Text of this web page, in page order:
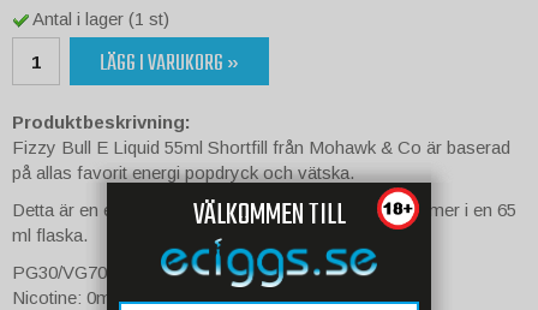
Antal i lager (1 st)
LÄGG I VARUKORG »
Produktbeskrivning:
Fizzy Bull E Liquid 55ml Shortfill från Mohawk & Co är baserad
på allas favorit energi popdryck och vätska.
Detta är en e-juice med ursprung i Malaysia och kommer i en 65
ml flaska.
PG30/VG70
Nicotine: 0mg
VÄLKOMMEN TILL